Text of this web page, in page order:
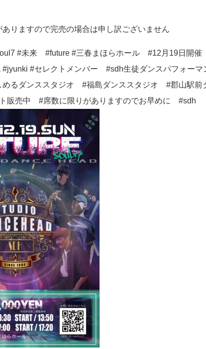
りますので完売の場合は申し訳ございません
#未来 #future #三春まほらホール #12月19日開催
#セレクトメンバー #sdh生徒ダンスパフォー
めるダンススタジオ #福島ダンススタジオ #郡山駅
販売中 #席数に限りがありますのでお早めに #sdh